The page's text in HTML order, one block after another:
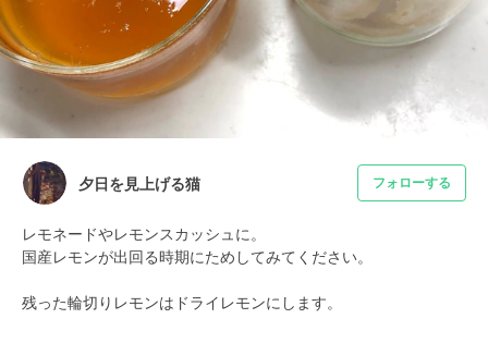
夕日を見上げる猫 フォローする
レモネードやレモンスカッシュに。
国産レモンが出回る時期にためしてみてください。
残った輪切りレモンはドライレモンにします。